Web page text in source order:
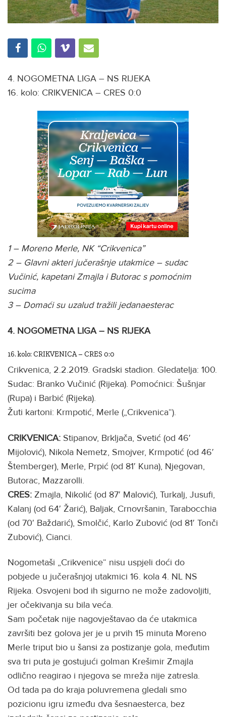
4. NOGOMETNA LIGA – NS RIJEKA
16. kolo: CRIKVENICA – CRES 0:0
1 – Moreno Merle, NK “Crikvenica”
2 – Glavni akteri jučerašnje utakmice – sudac
Vučinić, kapetani Zmajla i Butorac s pomoćnim
sucima
3 – Domaći su uzalud tražili jedanaesterac
4. NOGOMETNA LIGA – NS RIJEKA
16. kolo: CRIKVENICA – CRES 0:0
Crikvenica, 2.2.2019. Gradski stadion. Gledatelja: 100.
Sudac: Branko Vučinić (Rijeka). Pomoćnici: Šušnjar
(Rupa) i Barbić (Rijeka).
Žuti kartoni: Krmpotić, Merle („Crikvenica“).
CRIKVENICA: Stipanov, Brkljača, Svetić (od 46′
Mijolović), Nikola Nemetz, Smojver, Krmpotić (od 46′
Štemberger), Merle, Prpić (od 81′ Kuna), Njegovan,
Butorac, Mazzarolli.
CRES: Zmajla, Nikolić (od 87′ Malović), Turkalj, Jusufi,
Kalanj (od 64′ Žarić), Baljak, Crnovršanin, Tarabocchia
(od 70′ Baždarić), Smolčić, Karlo Zubović (od 81′ Tonči
Zubović), Cianci.
Nogometaši „Crikvenice“ nisu uspjeli doći do
pobjede u jučerašnjoj utakmici 16. kola 4. NL NS
Rijeka. Osvojeni bod ih sigurno ne može zadovoljiti,
jer očekivanja su bila veća.
Sam početak nije nagovještavao da će utakmica
završiti bez golova jer je u prvih 15 minuta Moreno
Merle triput bio u šansi za postizanje gola, međutim
sva tri puta je gostujući golman Krešimir Zmajla
odlično reagirao i njegova se mreža nije zatresla.
Od tada pa do kraja poluvremena gledali smo
pozicionu igru između dva šesnaesterca, bez